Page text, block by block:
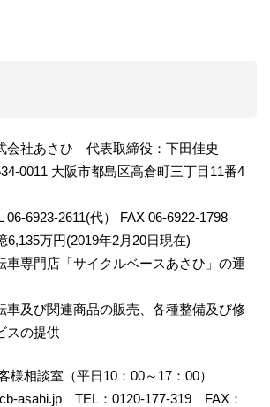
あさひ 代表取締役：下田佳史
0011 大阪市都島区高倉町三丁目11番4
2611(代） FAX 06-6922-1798
万円(2019年2月20日現在)
専門店「サイクルベースあさひ」の運
商品の販売、各種整備及び修
スの提供
様相談室（平日10：00～17：00）
asahi.jp TEL：0120-177-319 FAX：